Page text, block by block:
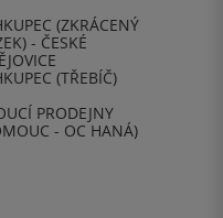
(ZKRÁCENÝ
- ČESKÉ
(TŘEBÍČ)
PRODEJNY
- OC HANÁ)